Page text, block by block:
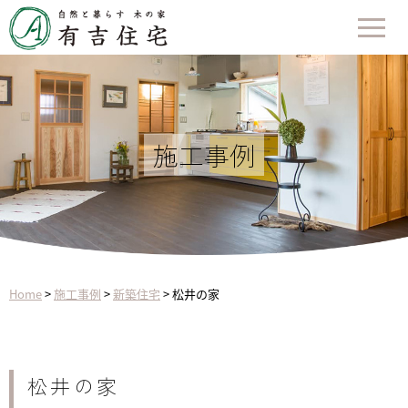
施工事例
Home>施工事例 >新築住宅 >松井の家
松井の家